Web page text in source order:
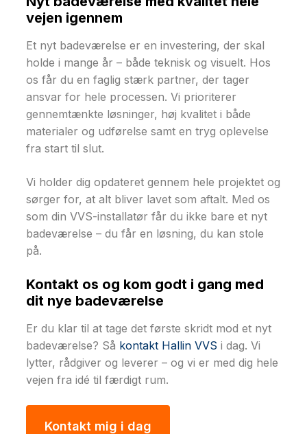
vejen igennem
Et nyt badeværelse er en investering, der skal
holde i mange år – både teknisk og visuelt. Hos
os får du en faglig stærk partner, der tager
ansvar for hele processen. Vi prioriterer
gennemtænkte løsninger, høj kvalitet i både
materialer og udførelse samt en tryg oplevelse
fra start til slut.
Vi holder dig opdateret gennem hele projektet og
sørger for, at alt bliver lavet som aftalt. Med os
som din VVS-installatør får du ikke bare et nyt
badeværelse – du får en løsning, du kan stole
på.
Kontakt os og kom godt i gang med
dit nye badeværelse
Er du klar til at tage det første skridt mod et nyt
badeværelse? Så kontakt Hallin VVS i dag. Vi
lytter, rådgiver og leverer – og vi er med dig hele
vejen fra idé til færdigt rum.
Kontakt mig i dag